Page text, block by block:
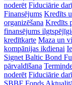
noderēt Fiduciārie
Finansējums Kredīts
organizēšana Kredīts
finansējums
kredītkarte Maza un
kompānijas ikdienai
Signet Baltic Bond
pārvaldīšana
noderēt Fiduciārie
SBBF Fonds